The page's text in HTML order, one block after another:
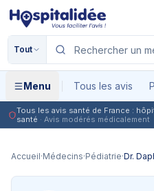
Aller au contenu principal
Tout
Menu Tous les avis
Tous les avis santé de France :
santé · Avis modérés médicalement
Accueil·Médecins·Pédiatrie·Dr.